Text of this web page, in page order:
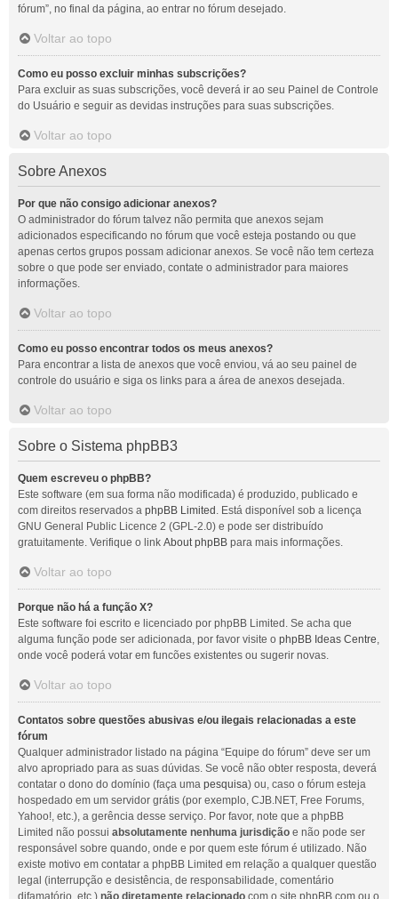
fórum”, no final da página, ao entrar no fórum desejado.
Voltar ao topo
Como eu posso excluir minhas subscrições?
Para excluir as suas subscrições, você deverá ir ao seu Painel de Controle
do Usuário e seguir as devidas instruções para suas subscrições.
Voltar ao topo
Sobre Anexos
Por que não consigo adicionar anexos?
O administrador do fórum talvez não permita que anexos sejam
adicionados especificando no fórum que você esteja postando ou que
apenas certos grupos possam adicionar anexos. Se você não tem certeza
sobre o que pode ser enviado, contate o administrador para maiores
informações.
Voltar ao topo
Como eu posso encontrar todos os meus anexos?
Para encontrar a lista de anexos que você enviou, vá ao seu painel de
controle do usuário e siga os links para a área de anexos desejada.
Voltar ao topo
Sobre o Sistema phpBB3
Quem escreveu o phpBB?
Este software (em sua forma não modificada) é produzido, publicado e
com direitos reservados a phpBB Limited . Está disponível sob a licença
GNU General Public Licence 2 (GPL-2.0) e pode ser distribuído
gratuitamente. Verifique o link About phpBB para mais informações.
Voltar ao topo
Porque não há a função X?
Este software foi escrito e licenciado por phpBB Limited. Se acha que
alguma função pode ser adicionada, por favor visite o phpBB Ideas Centre,
onde você poderá votar em funcões existentes ou sugerir novas.
Voltar ao topo
Contatos sobre questões abusivas e/ou ilegais relacionadas a este
fórum
Qualquer administrador listado na página “Equipe do fórum” deve ser um
alvo apropriado para as suas dúvidas. Se você não obter resposta, deverá
contatar o dono do domínio (faça uma pesquisa) ou, caso o fórum esteja
hospedado em um servidor grátis (por exemplo, CJB.NET, Free Forums,
Yahoo!, etc.), a gerência desse serviço. Por favor, note que a phpBB
Limited não possui absolutamente nenhuma jurisdição e não pode ser
responsável sobre quando, onde e por quem este fórum é utilizado. Não
existe motivo em contatar a phpBB Limited em relação a qualquer questão
legal (interrupção e desistência, de responsabilidade, comentário
difamatório, etc.) não diretamente relacionado com o site phpBB.com ou o